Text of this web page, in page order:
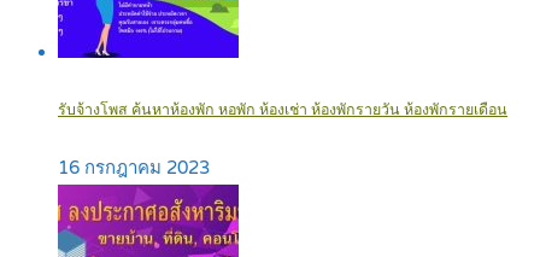
รับจ้างโพส ค้นหาห้องพัก หอพัก ห้องเช่า ห้องพักรายวัน ห้องพักรายเดือน
16 กรกฎาคม 2023